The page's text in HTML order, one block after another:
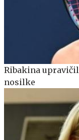
Ribakina
nosilke